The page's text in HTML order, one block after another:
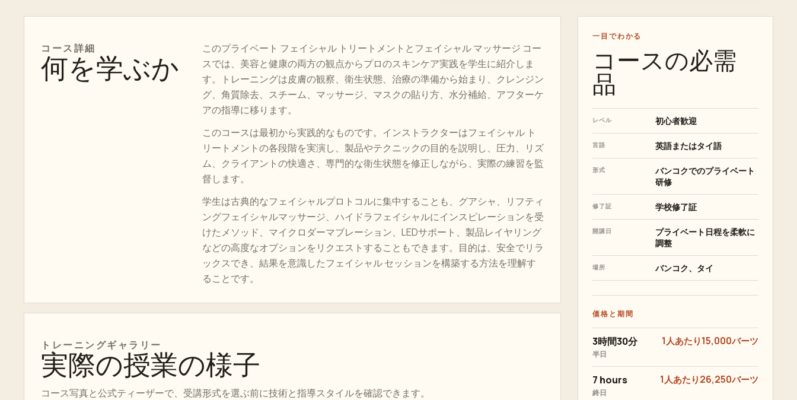
コース詳細
何を学ぶか
このプライベート フェイシャル トリートメントとフェイシャル マッサージ コー
スでは、美容と健康の両方の観点からプロのスキンケア実践を学生に紹介しま
す。トレーニングは皮膚の観察、衛生状態、治療の準備から始まり、クレンジン
グ、角質除去、スチーム、マッサージ、マスクの貼り方、水分補給、アフターケ
アの指導に移ります。
このコースは最初から実践的なものです。インストラクターはフェイシャル ト
リートメントの各段階を実演し、製品やテクニックの目的を説明し、圧力、リズ
ム、クライアントの快適さ、専門的な衛生状態を修正しながら、実際の練習を監
督します。
学生は古典的なフェイシャルプロトコルに集中することも、グアシャ、リフティ
ングフェイシャルマッサージ、ハイドラフェイシャルにインスピレーションを受
けたメソッド、マイクロダーマブレーション、LEDサポート、製品レイヤリング
などの高度なオプションをリクエストすることもできます。目的は、安全でリラ
ックスでき、結果を意識したフェイシャル セッションを構築する方法を理解す
ることです。
トレーニングギャラリー
実際の授業の様子
コース写真と公式ティーザーで、受講形式を選ぶ前に技術と指導スタイルを確認できます。
一目でわかる
コースの必需
品
レベル 初心者歓迎
言語 英語またはタイ語
形式
バンコクでのプライベート
研修
修了証 学校修了証
開講日
プライベート日程を柔軟に
調整
場所 バンコク、タイ
価格と期間
3時間30分
半日
1人あたり15,000バーツ
7 hours
終日
1人あたり26,250バーツ